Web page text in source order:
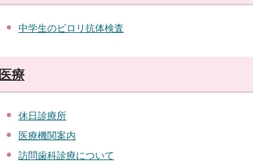
中学生のピロリ抗体検査
医療
休日診療所
医療機関案内
訪問歯科診療について